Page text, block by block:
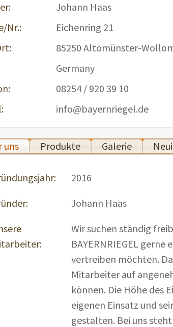
Johann Haas
Nr.:
Eichenring 21
85250 Altomünster-
Germany
08254 / 920 39 10
info@bayernriegel.de
uns Produkte Galerie
2016
Johann Haas
Wir suchen ständig
BAYERNRIEGEL
vertreiben möchten.
Mitarbeiter auf
können. Die Höhe des
eigenen Einsatz und
gestalten. Bei uns